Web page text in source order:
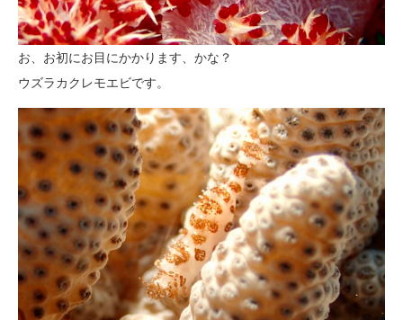
お、お初にお目にかかります、かな？
ウズラカクレモエビです。